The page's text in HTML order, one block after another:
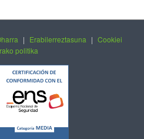
| Erabilerreztasuna | Cookiei
politika